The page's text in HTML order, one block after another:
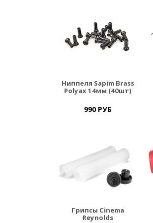
Ниппеля Sapim Brass
Polyax 14мм (40шт)
990 РУБ
Грипсы Cinema
Reynolds